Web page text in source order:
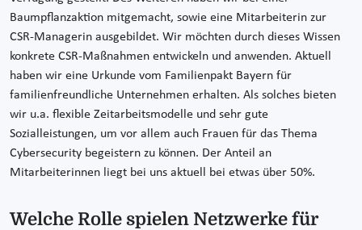
Baumpflanzaktion mitgemacht, sowie eine Mitarbeiterin zur
CSR-Managerin ausgebildet. Wir möchten durch dieses Wissen
konkrete CSR-Maßnahmen entwickeln und anwenden. Aktuell
haben wir eine Urkunde vom Familienpakt Bayern für
familienfreundliche Unternehmen erhalten. Als solches bieten
wir u.a. flexible Zeitarbeitsmodelle und sehr gute
Sozialleistungen, um vor allem auch Frauen für das Thema
Cybersecurity begeistern zu können. Der Anteil an
Mitarbeiterinnen liegt bei uns aktuell bei etwas über 50%.
Welche Rolle spielen Netzwerke für